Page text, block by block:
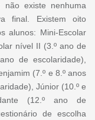
não existe nenhuma
final. Existem oito
alunos: Mini-Escolar
nível II (3.º ano de
de escolaridade),
(7.º e 8.º anos
Júnior (10.º e
(12.º ano de
de escolha